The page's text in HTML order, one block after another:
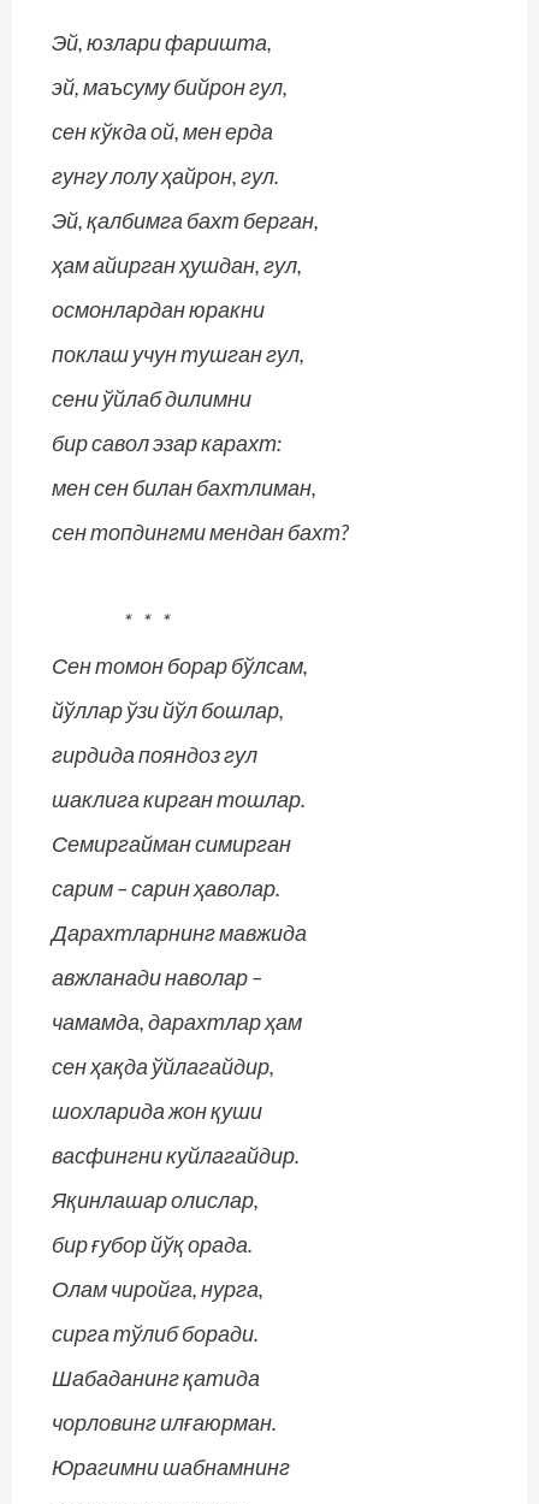
Эй, юзлари фаришта,
эй, маъсуму бийрон гул,
сен кўкда ой, мен ерда
гунгу лолу ҳайрон, гул.
Эй, қалбимга бахт берган,
ҳам айирган ҳушдан, гул,
осмонлардан юракни
поклаш учун тушган гул,
сени ўйлаб дилимни
бир савол эзар карахт:
мен сен билан бахтлиман,
сен топдингми мендан бахт?
* * *
Сен томон борар бўлсам,
йўллар ўзи йўл бошлар,
гирдида пояндоз гул
шаклига кирган тошлар.
Семиргайман симирган
сарим – сарин ҳаволар.
Дарахтларнинг мавжида
авжланади наволар –
чамамда, дарахтлар ҳам
сен ҳақда ўйлагайдир,
шохларида жон қуши
васфингни куйлагайдир.
Яқинлашар олислар,
бир ғубор йўқ орада.
Олам чиройга, нурга,
сирга тўлиб боради.
Шабаданинг қатида
чорловинг илғаюрман.
Юрагимни шабнамнинг